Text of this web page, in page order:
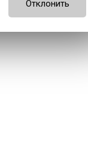
Отклонить